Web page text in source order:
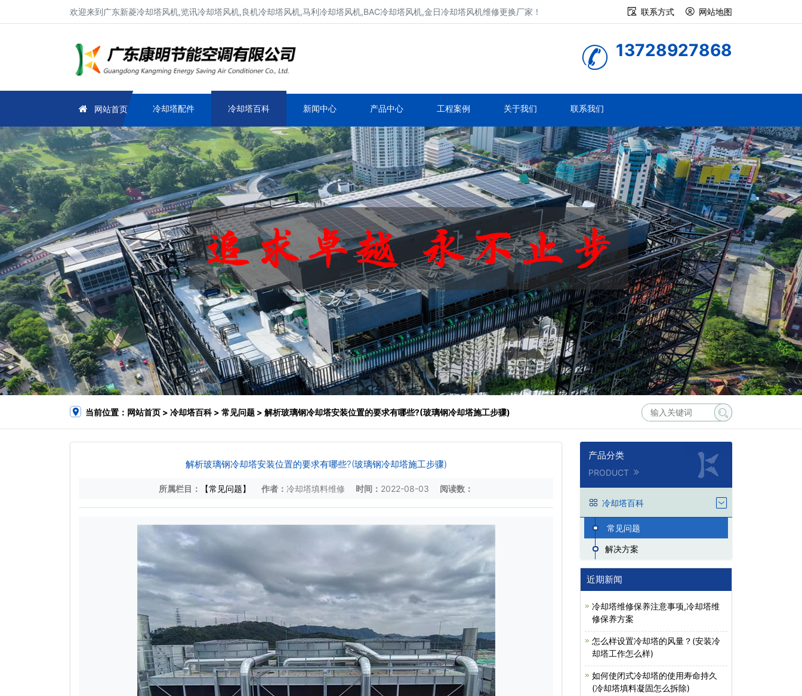
欢迎来到广东新菱冷却塔风机,览讯冷却塔风机,良机冷却塔风机,马利冷却塔风机,BAC冷却塔风机,金日冷却塔风机维修更换厂家！ 联系方式 网站地图
13728927868
网站首页 冷却塔配件 冷却塔百科 新闻中心 产品中心 工程案例 关于我们 联系我们
当前位置： 网站首页 > 冷却塔百科> 常见问题 > 解析玻璃钢冷却塔安装位置的要求有哪些?(玻璃钢冷却塔施工步骤)
解析玻璃钢冷却塔安装位置的要求有哪些?(玻璃钢冷却塔施工步骤)
所属栏目： 【常见问题】 作者： 冷却塔填料维修 时间： 2022-08-03 阅读数：
产品分类
PRODUCT
冷却塔百科
常见问题
解决方案
近期新闻
冷却塔维修保养注意事项,冷却塔维
修保养方案
怎么样设置冷却塔的风量？(安装冷
却塔工作怎么样)
如何使闭式冷却塔的使用寿命持久
(冷却塔填料凝固怎么拆除)